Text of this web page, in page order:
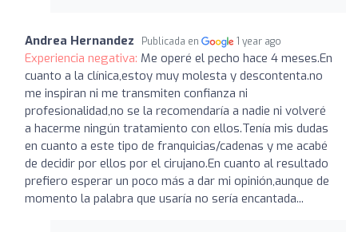
Andrea Hernandez Publicada en 1 year ago
Experiencia negativa: Me operé el pecho hace 4 meses.En
cuanto a la clínica,estoy muy molesta y descontenta.no
me inspiran ni me transmiten confianza ni
profesionalidad,no se la recomendaría a nadie ni volveré
a hacerme ningún tratamiento con ellos.Tenía mis dudas
en cuanto a este tipo de franquicias/cadenas y me acabé
de decidir por ellos por el cirujano.En cuanto al resultado
prefiero esperar un poco más a dar mi opinión,aunque de
momento la palabra que usaría no sería encantada...